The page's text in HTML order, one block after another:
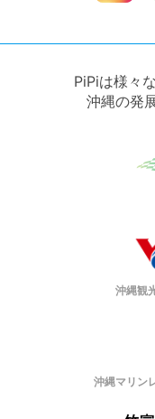
PiPiは様々
沖縄の発
沖縄観
沖縄マリン